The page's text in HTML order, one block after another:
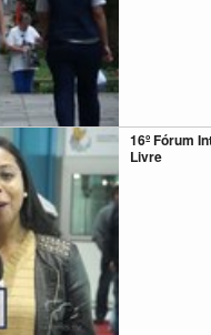
16º Fórum
Livre